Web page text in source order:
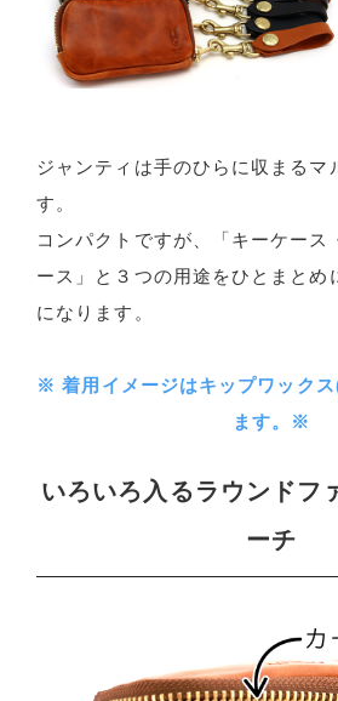
ジャンティは手のひらに収まるマ
す。
コンパクトですが、「キーケース
ース」と３つの用途をひとまとめ
になります。
※ 着用イメージはキップワック
ます。※
いろいろ入るラウンドフ
ーチ